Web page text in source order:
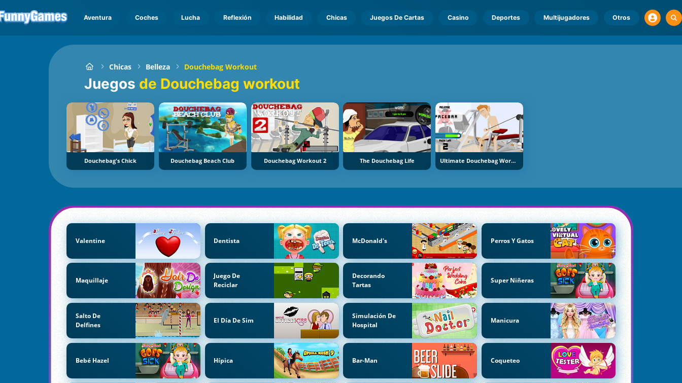
Aventura Coches Lucha Reflexión Habilidad Chicas Juegos De Cartas Casino Deportes Multijugadores Otros
Chicas Belleza Douchebag Workout
Juegos de Douchebag workout
Douchebag's Chick Douchebag Beach Club Douchebag Workout 2 The Douchebag Life Ultimate Douchebag Workout
Valentine Dentista McDonald's Perros Y Gatos
Maquillaje
Juego De
Reciclar
Decorando
Tartas
Super Niñeras
Salto De
Delfines
El Día De Sim
Simulación De
Hospital
Manicura
Bebé Hazel Hípica Bar-Man Coqueteo